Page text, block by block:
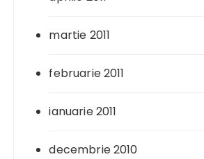
martie 2011
februarie 2011
ianuarie 2011
decembrie 2010